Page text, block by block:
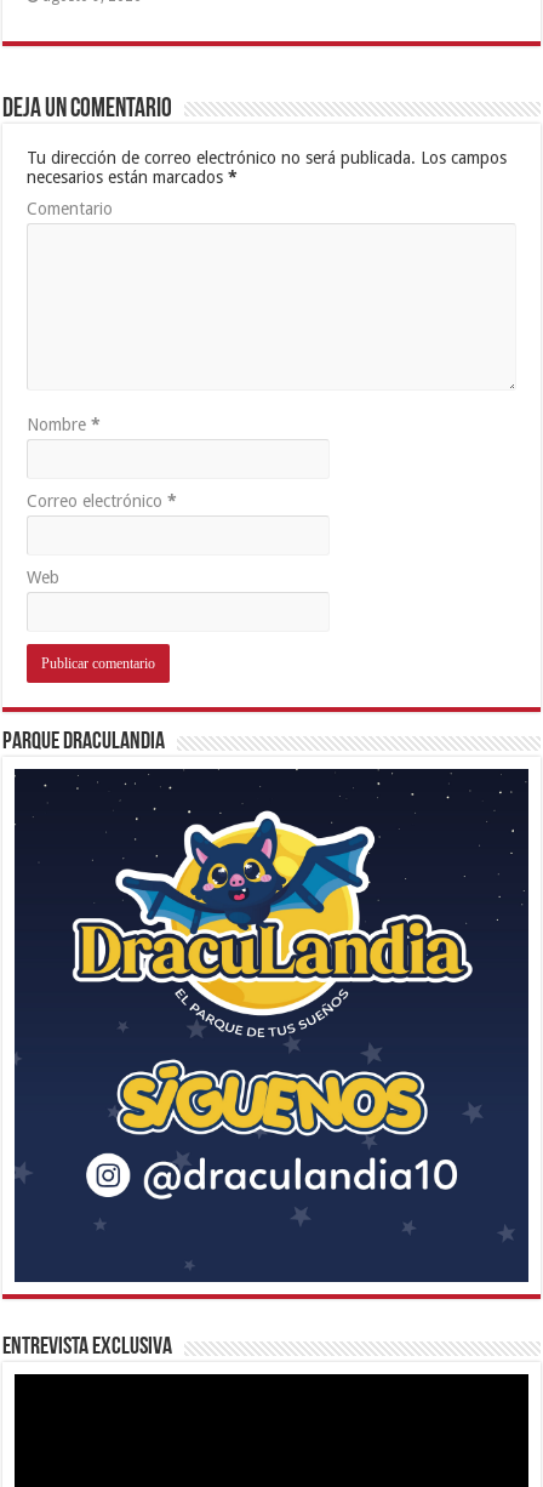
Deja un comentario
Tu dirección de correo electrónico no será publicada. Los campos
necesarios están marcados*
Comentario
Nombre*
Correo electrónico*
Web
Parque Draculandia
Entrevista Exclusiva